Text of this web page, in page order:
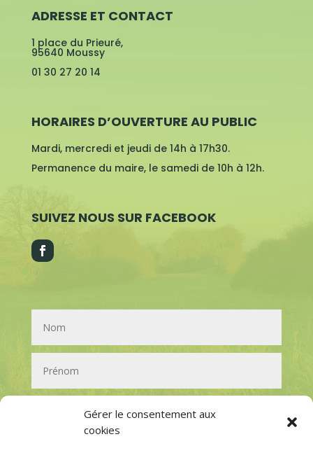
Gérer le consentement aux
cookies
ADRESSE ET CONTACT
1 place du Prieuré,
95640 Moussy
01 30 27 20 14
HORAIRES D’OUVERTURE AU PUBLIC
Mardi, mercredi et jeudi de 14h à 17h30.
Permanence du maire, le samedi de 10h à 12h.
SUIVEZ NOUS SUR FACEBOOK